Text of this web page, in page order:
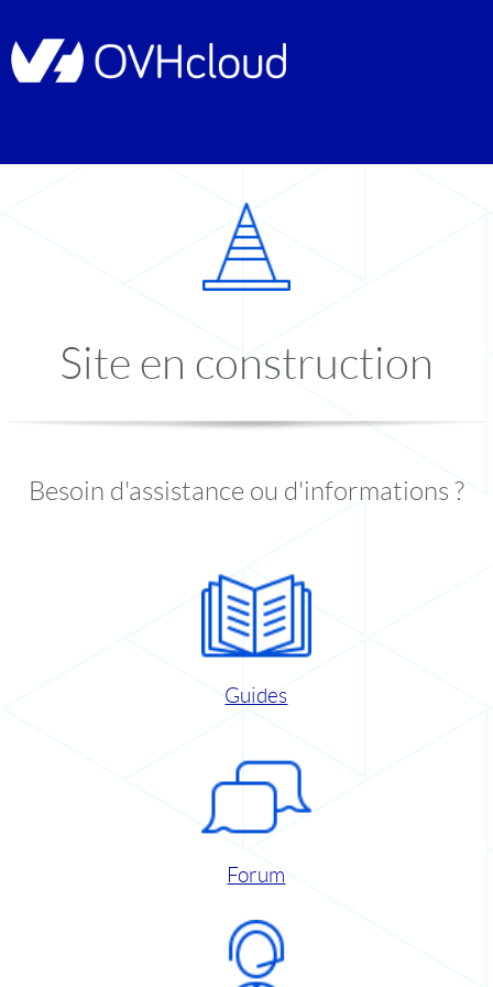
Site en construction
Besoin d'assistance ou d'informations ?
Guides
Forum